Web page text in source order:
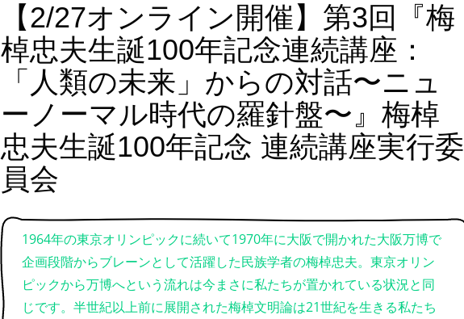
【2/27オンライン開催】第3回『梅
棹忠夫生誕100年記念連続講座：
「人類の未来」からの対話〜ニュ
ーノーマル時代の羅針盤〜』梅棹
忠夫生誕100年記念 連続講座実行委
員会
1964年の東京オリンピックに続いて1970年に大阪で開かれた大阪万博で
企画段階からブレーンとして活躍した民族学者の梅棹忠夫。東京オリン
ピックから万博へという流れは今まさに私たちが置かれている状況と同
じです。半世紀以上前に展開された梅棹文明論は21世紀を生きる私たち